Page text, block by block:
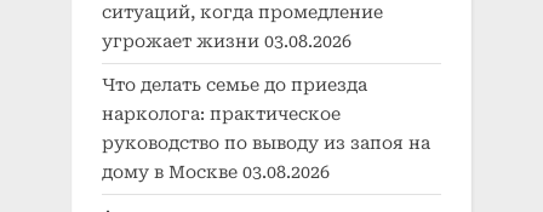
ситуаций, когда промедление
угрожает жизни 03.08.2026
Что делать семье до приезда
нарколога: практическое
руководство по выводу из запоя на
дому в Москве 03.08.2026